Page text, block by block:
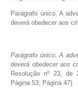
Parágrafo único. A
deverá obedecer aos
Parágrafo único. A
deverá obedecer aos
Resolução nº 23, de
Página 53; Página 47)